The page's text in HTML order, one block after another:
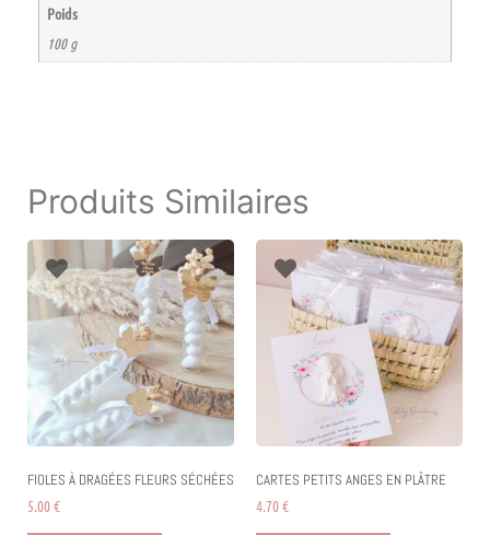
Poids
100 g
Produits Similaires
FIOLES À DRAGÉES FLEURS SÉCHÉES
5.00€
CARTES PETITS ANGES EN PLÂTRE
4.70€